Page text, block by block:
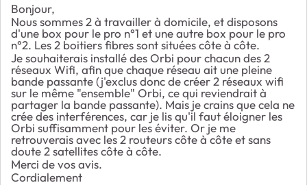
Bonjour,
Nous sommes 2 à travailler à domicile, et disposons
d'une box pour le pro n°1 et une autre box pour le pro
n°2. Les 2 boitiers fibres sont situées côte à côte.
Je souhaiterais installé des Orbi pour chacun des 2
réseaux Wifi, afin que chaque réseau ait une pleine
bande passante (j'exclus donc de créer 2 réseaux wifi
sur le même "ensemble" Orbi, ce qui reviendrait à
partager la bande passante). Mais je crains que cela ne
crée des interférences, car je lis qu'il faut éloigner les
Orbi suffisamment pour les éviter. Or je me
retrouverais avec les 2 routeurs côte à côte et sans
doute 2 satellites côte à côte.
Merci de vos avis.
Cordialement